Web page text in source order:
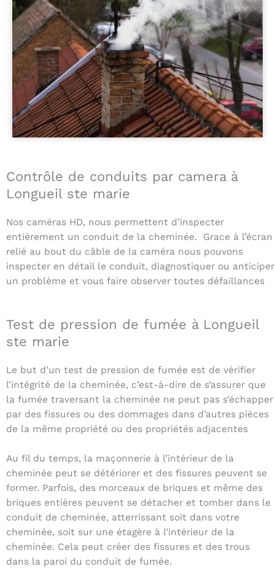
Contrôle de conduits par camera à
Longueil ste marie
Nos caméras HD, nous permettent d’inspecter
entièrement un conduit de la cheminée. Grace à l’écran
relié au bout du câble de la caméra nous pouvons
inspecter en détail le conduit, diagnostiquer ou anticiper
un problème et vous faire observer toutes défaillances
Test de pression de fumée à Longueil
ste marie
Le but d’un test de pression de fumée est de vérifier
l’intégrité de la cheminée, c’est-à-dire de s’assurer que
la fumée traversant la cheminée ne peut pas s’échapper
par des fissures ou des dommages dans d’autres pièces
de la même propriété ou des propriétés adjacentes
Au fil du temps, la maçonnerie à l’intérieur de la
cheminée peut se détériorer et des fissures peuvent se
former. Parfois, des morceaux de briques et même des
briques entières peuvent se détacher et tomber dans le
conduit de cheminée, atterrissant soit dans votre
cheminée, soit sur une étagère à l’intérieur de la
cheminée. Cela peut créer des fissures et des trous
dans la paroi du conduit de fumée.